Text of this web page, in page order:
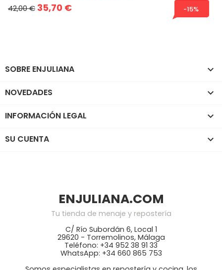
-15%
42,00 € 35,70 €
SOBRE ENJULIANA 
NOVEDADES 
INFORMACIÓN LEGAL 
SU CUENTA 
ENJULIANA.COM
Tu tienda de menaje y repostería
C/ Río Subordán 6, Local 1
29620 - Torremolinos, Málaga
Teléfono: +34 952 38 91 33
WhatsApp: +34 660 865 753